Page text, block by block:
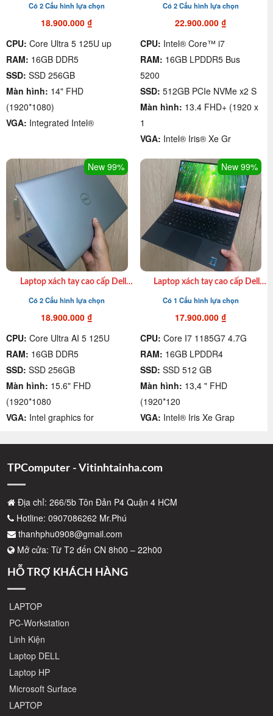
16GB| SSD 512GB| 14″ FHD
giá rẻ quận 4.
Có 2 Cấu hình lựa chọn
18.900.000₫
CPU: Core Ultra 5 125U up
RAM: 16GB DDR5
SSD: SSD 256GB
Màn hình: 14" FHD
(1920*1080)
VGA: Integrated Intel®
13.4″FHD xách tay giá rẻ quận
4
Có 2 Cấu hình lựa chọn
22.900.000 ₫
CPU: Intel® Core™ i7
RAM: 16GB LPDDR5 Bus
5200
SSD: 512GB PCIe NVMe x2 S
Màn hình: 13.4 FHD+ (1920 x
1
VGA: Intel® Iris® Xe Gr
New 99%
Laptop xách tay cao cấp Dell
Ram 16GB| SSD 512GB| 15,6″
FHD giá rẻ quận 4
Có 2 Cấu hình lựa chọn
18.900.000₫
CPU: Core Ultra AI 5 125U
RAM: 16GB DDR5
SSD: SSD 256GB
Màn hình: 15.6" FHD
(1920*1080
VGA: Intel graphics for
New 99%
Laptop xách tay cao cấp Dell
16GB| SSD 512GB|13.4in FHD
giá rẻ quận 4
Có 1 Cấu hình lựa chọn
17.900.000 ₫
CPU: Core I7 1185G7 4.7G
RAM: 16GB LPDDR4
SSD: SSD 512 GB
Màn hình: 13,4 " FHD
(1920*120
VGA: Intel® Iris Xe Grap
TPComputer - Vitinhtainha.com
Địa chỉ: 266/5b Tôn Đản P4 Quận 4 HCM
Hotline: 0907086262 Mr.Phú
thanhphu0908@gmail.com
Mở cửa: Từ T2 đến CN 8h00 – 22h00
HỖ TRỢ KHÁCH HÀNG
LAPTOP
PC-Workstation
Linh Kiện
Laptop DELL
Laptop HP
Microsoft Surface
LAPTOP